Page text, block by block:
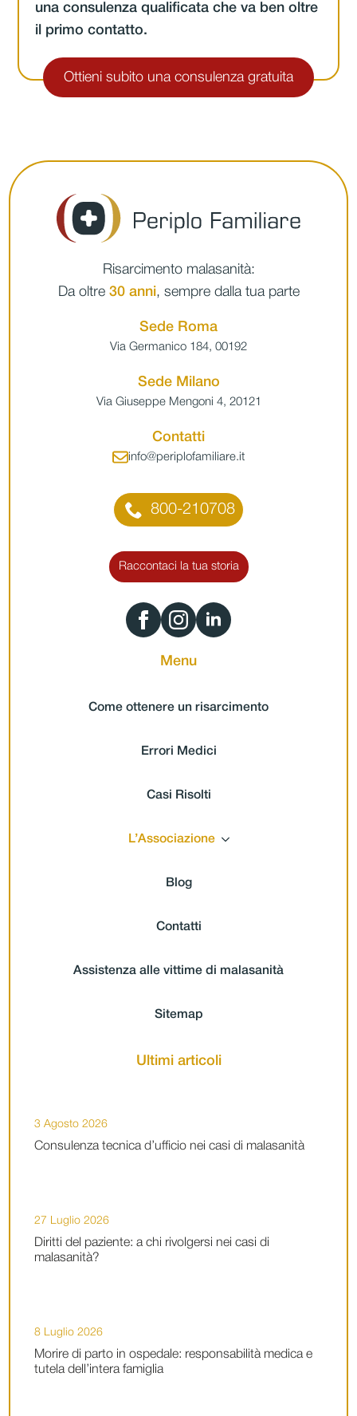
una consulenza qualificata che va ben oltre
il primo contatto.
Ottieni subito una consulenza gratuita
Risarcimento malasanità:
Da oltre 30 anni, sempre dalla tua parte
Sede Roma
Via Germanico 184, 00192
Sede Milano
Via Giuseppe Mengoni 4, 20121
Contatti
info@periplofamiliare.it
800-210708
Raccontaci la tua storia
Menu
Come ottenere un risarcimento
Errori Medici
Casi Risolti
L’Associazione
Blog
Contatti
Assistenza alle vittime di malasanità
Sitemap
Ultimi articoli
Consulenza tecnica d’ufficio nei casi di malasanità
3 Agosto 2026
Diritti del paziente: a chi rivolgersi nei casi di
malasanità?
27 Luglio 2026
Morire di parto in ospedale: responsabilità medica e
tutela dell’intera famiglia
8 Luglio 2026